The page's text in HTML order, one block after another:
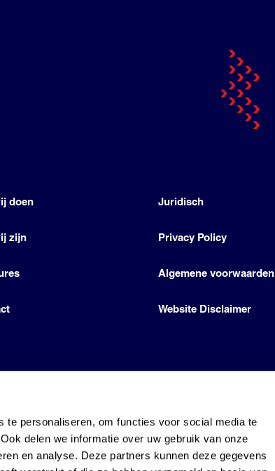
te personaliseren, om functies voor social media te
delen we informatie over uw gebruik van onze
en analyse. Deze partners kunnen deze gegevens
doen
zijn
Juridisch
Privacy Policy
Algemene voorwaarden
Website Disclaimer